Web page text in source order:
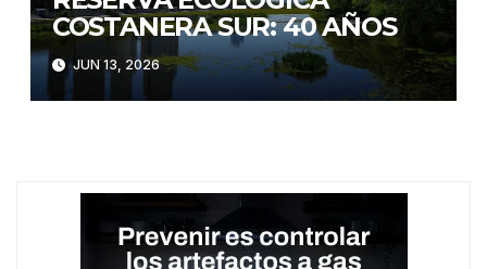
COSTANERA SUR: 40 AÑOS
JUN 13, 2026